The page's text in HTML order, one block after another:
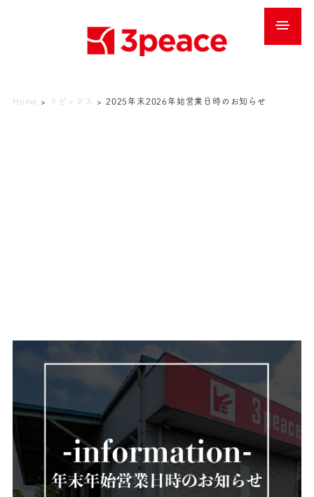
Home > トピックス > 2025年末2026年始営業日時のお知らせ